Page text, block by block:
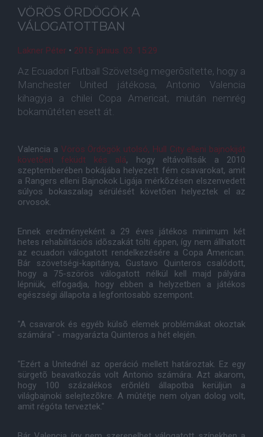
VÖRÖS ÖRDÖGÖK A
VÁLOGATOTTBAN
Lakner Péter • 2015. június. 03. 15:29
Az Ecuadori Futball Szövetség megerõsítette, hogy a
Manchester United játékosa, Antonio Valencia
kihagyja a chilei Copa Americat, miután nemrég
bokamûtéten esett át.
Valencia a Vörös Ördögök utolsó, Hull City elleni bajnokiját
követõen feküdt kés alá, hogy eltávolítsák a 2010
szeptemberében bokájába helyezett fém csavarokat, amit
a Rangers elleni Bajnokok Ligája mérkõzésen elszenvedett
súlyos bokaszalag sérülését követõen helyeztek el az
orvosok.
Ennek eredményeként a 29 éves játékos minimum két
hetes rehabilitációs idõszakát tölti éppen, így nem állhatott
az ecuadori válogatott rendelkezésére a Copa American.
Bár szövetségi-kapitánya, Gustavo Quinteros csalódott,
hogy a 75-szörös válogatott nélkül kell majd pályára
lépniük, elfogadja, hogy ebben a helyzetben a játékos
egészségi állapota a legfontosabb szempont.
"A csavarok és egyéb külsõ elemek problémákat okoztak
számára" - magyarázta Quinteros a hét elején.
"Ezért a Unitednél az operáció mellett határoztak. Ez egy
sürgetõ beavatkozás volt Antonio számára. Azt akarom,
hogy 100 százalékos erõnléti állapotba kerüljün a
világbajnoki selejtezõkre. A mûtétje nem olyan dolog volt,
amit régóta terveztek."